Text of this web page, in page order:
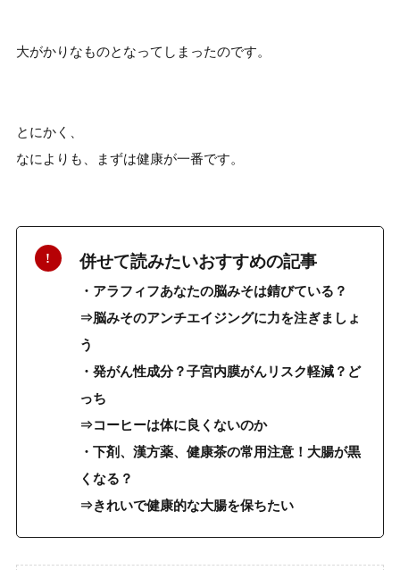
大がかりなものとなってしまったのです。
とにかく、
なによりも、まずは健康が一番です。
併せて読みたいおすすめの記事
・アラフィフあなたの脳みそは錆びている？
⇒脳みそのアンチエイジングに力を注ぎましょ
う
・発がん性成分？子宮内膜がんリスク軽減？ど
っち
⇒コーヒーは体に良くないのか
・下剤、漢方薬、健康茶の常用注意！大腸が黒
くなる？
⇒きれいで健康的な大腸を保ちたい